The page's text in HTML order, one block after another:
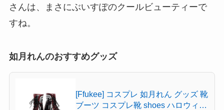
さんは、まさにぶいすぽのクールビューティーで
すね。
如月れんのおすすめグッズ
[Ffukee] コスプレ 如月れん グッズ 靴
ブーツ コスプレ靴 shoes ハロウィン